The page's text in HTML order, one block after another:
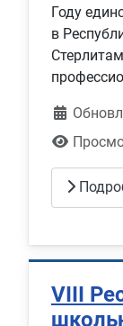
Году
в
VIII